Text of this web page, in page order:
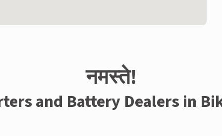
नमस्ते!
and Battery Dealers in